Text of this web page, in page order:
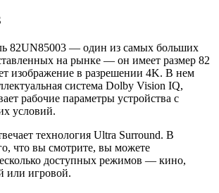
82UN85003 — один из самых больших
на рынке — он имеет размер 82
изображение в разрешении 4K. В нем
система Dolby Vision IQ,
рабочие параметры устройства с
условий.
технология Ultra Surround. В
что вы смотрите, вы можете
доступных режимов — кино,
или игровой.